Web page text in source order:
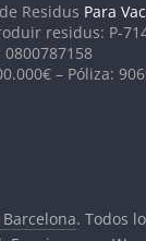
Residus Para
residus: P-
– Póliza:
. Todos